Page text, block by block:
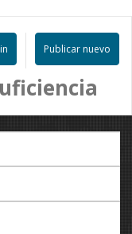
Publicar nuevo